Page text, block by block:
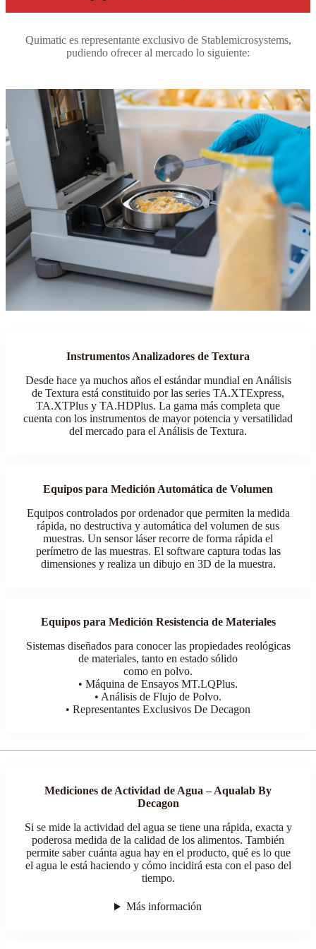
Quimatic es representante exclusivo de Stablemicrosystems,
pudiendo ofrecer al mercado lo siguiente:
Instrumentos Analizadores de Textura
Desde hace ya muchos años el estándar mundial en Análisis
de Textura está constituido por las series TA.XTExpress,
TA.XTPlus y TA.HDPlus. La gama más completa que
cuenta con los instrumentos de mayor potencia y versatilidad
del mercado para el Análisis de Textura.
Equipos para Medición Automática de Volumen
Equipos controlados por ordenador que permiten la medida
rápida, no destructiva y automática del volumen de sus
muestras. Un sensor láser recorre de forma rápida el
perímetro de las muestras. El software captura todas las
dimensiones y realiza un dibujo en 3D de la muestra.
Equipos para Medición Resistencia de Materiales
Sistemas diseñados para conocer las propiedades reológicas
de materiales, tanto en estado sólido
como en polvo.
• Máquina de Ensayos MT.LQPlus.
• Análisis de Flujo de Polvo.
• Representantes Exclusivos De Decagon
Mediciones de Actividad de Agua – Aqualab By
Decagon
Si se mide la actividad del agua se tiene una rápida, exacta y
poderosa medida de la calidad de los alimentos. También
permite saber cuánta agua hay en el producto, qué es lo que
el agua le está haciendo y cómo incidirá esta con el paso del
tiempo.
Más información